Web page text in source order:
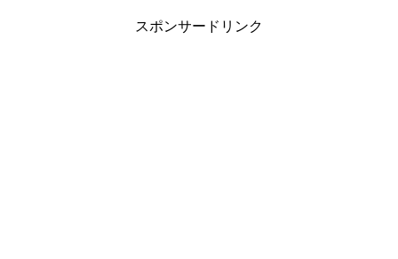
スポンサードリンク